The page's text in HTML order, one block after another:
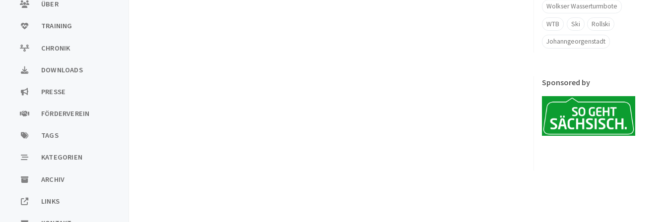
ÜBER
TRAINING
CHRONIK
DOWNLOADS
PRESSE
FÖRDERVEREIN
TAGS
KATEGORIEN
ARCHIV
LINKS
Wolkser Wasserturmbote
WTB Ski Rollski
Johanngeorgenstadt
Sponsored by